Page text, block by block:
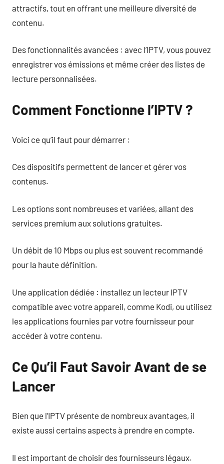
attractifs, tout en offrant une meilleure diversité de
contenu.
Des fonctionnalités avancées : avec l’IPTV, vous pouvez
enregistrer vos émissions et même créer des listes de
lecture personnalisées.
Comment Fonctionne l’IPTV ?
Voici ce qu’il faut pour démarrer :
Ces dispositifs permettent de lancer et gérer vos
contenus.
Les options sont nombreuses et variées, allant des
services premium aux solutions gratuites.
Un débit de 10 Mbps ou plus est souvent recommandé
pour la haute définition.
Une application dédiée : installez un lecteur IPTV
compatible avec votre appareil, comme Kodi, ou utilisez
les applications fournies par votre fournisseur pour
accéder à votre contenu.
Ce Qu’il Faut Savoir Avant de se
Lancer
Bien que l’IPTV présente de nombreux avantages, il
existe aussi certains aspects à prendre en compte.
Il est important de choisir des fournisseurs légaux.